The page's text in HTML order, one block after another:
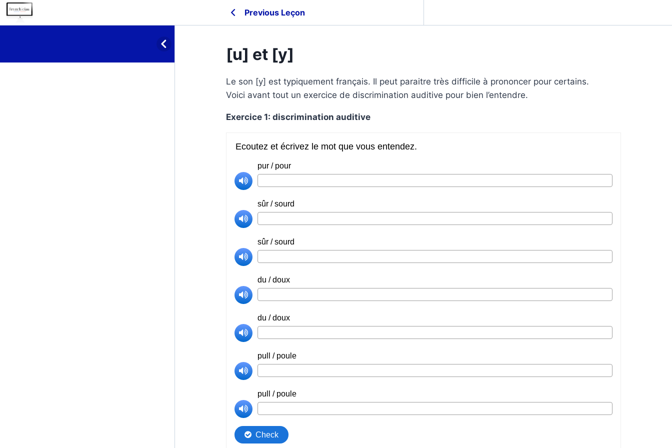
Previous Leçon
[u] et [y]
Le son [y] est typiquement français. Il peut paraitre très difficile à prononcer pour certains.
Voici avant tout un exercice de discrimination auditive pour bien l’entendre.
Exercice 1: discrimination auditive